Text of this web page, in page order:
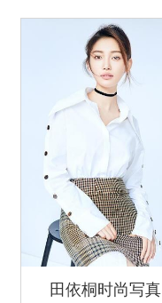
田依桐时尚写真